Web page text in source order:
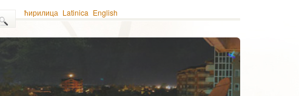
ћирилица Latinica English